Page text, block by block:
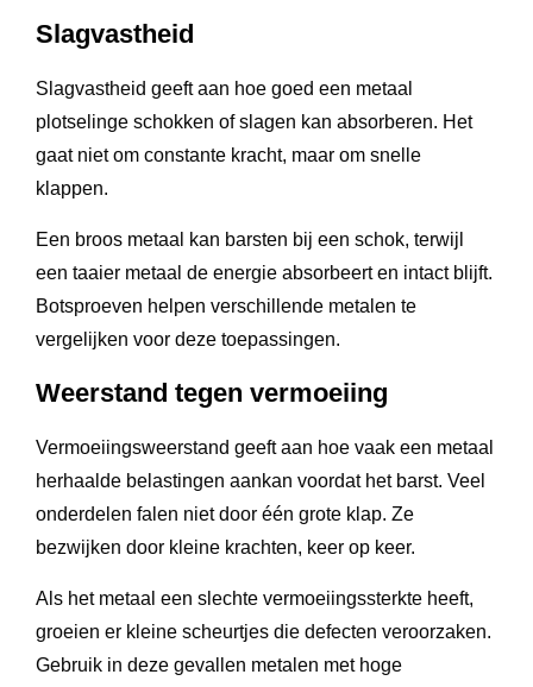
Slagvastheid
Slagvastheid geeft aan hoe goed een metaal
plotselinge schokken of slagen kan absorberen. Het
gaat niet om constante kracht, maar om snelle
klappen.
Een broos metaal kan barsten bij een schok, terwijl
een taaier metaal de energie absorbeert en intact blijft.
Botsproeven helpen verschillende metalen te
vergelijken voor deze toepassingen.
Weerstand tegen vermoeiing
Vermoeiingsweerstand geeft aan hoe vaak een metaal
herhaalde belastingen aankan voordat het barst. Veel
onderdelen falen niet door één grote klap. Ze
bezwijken door kleine krachten, keer op keer.
Als het metaal een slechte vermoeiingssterkte heeft,
groeien er kleine scheurtjes die defecten veroorzaken.
Gebruik in deze gevallen metalen met hoge